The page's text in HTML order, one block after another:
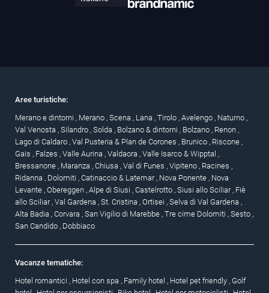
Aree turistiche:
Merano e dintorni , Merano , Scena , Lana , Tirolo , Avelengo , Naturno ,
Val Venosta , Silandro , Solda , Bolzano & dintorni , Bolzano , Renon ,
Lago di Caldaro , Val Pusteria & Plan de Corones , Brunico , Riscone ,
Gais , Falzes , Valle Aurina , Valdaora , Valle Isarco & Wipptal ,
Bressanone , Maranza , Chiusa , Val di Funes , Vipiteno , Racines ,
Ridanna , Dolomiti , Catinaccio & Latemar , Nova Ponente , Nova
Levante , Obereggen , Alpe di Siusi , Castelrotto , Siusi allo Sciliar , Fiè
allo Sciliar , Val Gardena , St. Cristina , Ortisei , Selva di Val Gardena ,
Alta Badia , Corvara , San Vigilio di Marebbe , Tre cime Dolomiti , Sesto ,
San Candido , Dobbiaco
Vacanze tematiche:
Hotel romantici , Hotel con spa , Family hotel , Hotel pet friendly , Golf